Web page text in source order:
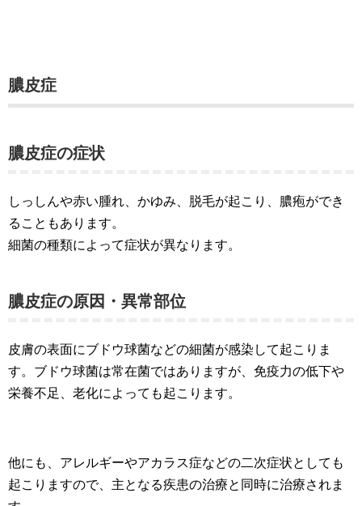
膿皮症
膿皮症の症状
しっしんや赤い腫れ、かゆみ、脱毛が起こり、膿疱ができ
ることもあります。
細菌の種類によって症状が異なります。
膿皮症の原因・異常部位
皮膚の表面にブドウ球菌などの細菌が感染して起こりま
す。ブドウ球菌は常在菌ではありますが、免疫力の低下や
栄養不足、老化によっても起こります。
他にも、アレルギーやアカラス症などの二次症状としても
起こりますので、主となる疾患の治療と同時に治療されま